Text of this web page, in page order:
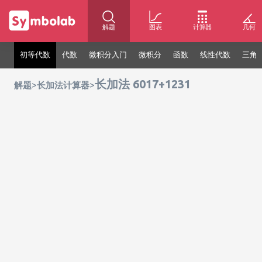
解题 图表 计算器 几何
初等代数 代数 微积分入门 微积分 函数 线性代数 三角
解题>长加法计算器>长加法 6017+1231